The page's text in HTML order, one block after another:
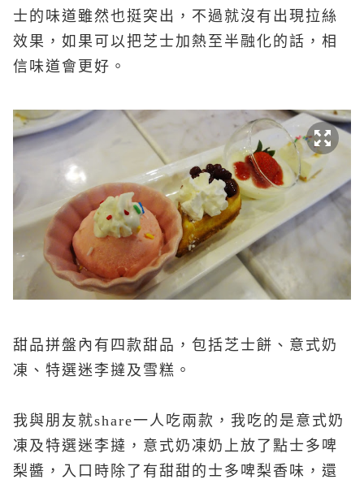
士的味道雖然也挺突出，不過就沒有出現拉絲
效果，如果可以把芝士加熱至半融化的話，相
信味道會更好。
甜品拼盤內有四款甜品，包括芝士餅、意式奶
凍、特選迷李撻及雪糕。
我與朋友就share一人吃兩款，我吃的是意式奶
凍及特選迷李撻，意式奶凍奶上放了點士多啤
梨醬，入口時除了有甜甜的士多啤梨香味，還